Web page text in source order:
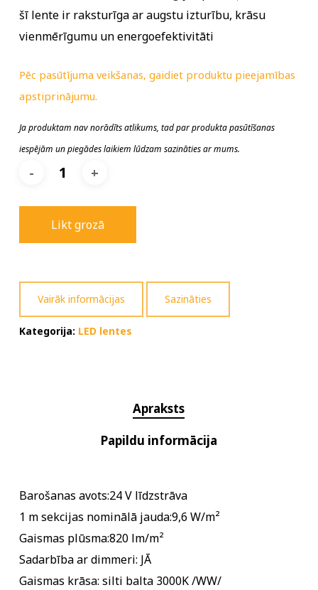
šī lente ir raksturīga ar augstu izturību, krāsu
vienmērīgumu un energoefektivitāti
Pēc pasūtījuma veikšanas, gaidiet produktu pieejamības
apstiprinājumu.
Ja produktam nav norādīts atlikums, tad par produkta pasūtīšanas
iespējām un piegādes laikiem lūdzam sazināties ar mums.
Likt grozā
Vairāk informācijas Sazināties
Kategorija: LED lentes
Apraksts
Papildu informācija
Barošanas avots:24 V līdzstrāva
1 m sekcijas nominālā jauda:9,6 W/m²
Gaismas plūsma:820 lm/m²
Sadarbība ar dimmeri: JĀ
Gaismas krāsa: silti balta 3000K /WW/